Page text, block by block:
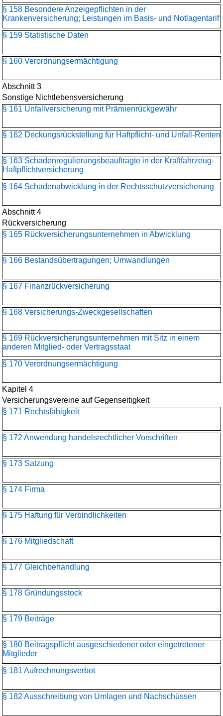
§ 158 Besondere Anzeigepflichten in der
Krankenversicherung; Leistungen im Basis- und Notlagentarif
§ 159 Statistische Daten
§ 160 Verordnungsermächtigung
Abschnitt 3
Sonstige Nichtlebensversicherung
§ 161 Unfallversicherung mit Prämienrückgewähr
§ 162 Deckungsrückstellung für Haftpflicht- und Unfall-Renten
§ 163 Schadenregulierungs­beauftragte in der Kraftfahrzeug-
Haftpflichtversicherung
§ 164 Schadenabwicklung in der Rechtsschutzversicherung
Abschnitt 4
Rückversicherung
§ 165 Rückversicherungs­unternehmen in Abwicklung
§ 166 Bestandsübertragungen; Umwandlungen
§ 167 Finanzrückversicherung
§ 168 Versicherungs-Zweckgesellschaften
§ 169 Rückversicherungs­unternehmen mit Sitz in einem
anderen Mitglied- oder Vertragsstaat
§ 170 Verordnungsermächtigung
Kapitel 4
Versicherungsvereine auf Gegenseitigkeit
§ 171 Rechtsfähigkeit
§ 172 Anwendung handelsrechtlicher Vorschriften
§ 173 Satzung
§ 174 Firma
§ 175 Haftung für Verbindlichkeiten
§ 176 Mitgliedschaft
§ 177 Gleichbehandlung
§ 178 Gründungsstock
§ 179 Beiträge
§ 180 Beitragspflicht ausgeschiedener oder eingetretener
Mitglieder
§ 181 Aufrechnungsverbot
§ 182 Ausschreibung von Umlagen und Nachschüssen